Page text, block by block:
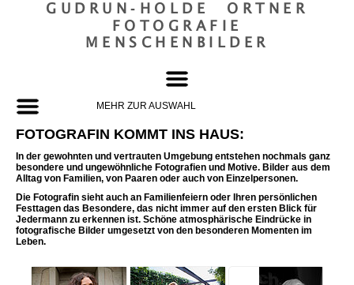
GUDRUN‐HOLDE ORTNER
FOTOGRAFIE
MENSCHENBILDER
MEHR ZUR AUSWAHL
FOTOGRAFIN KOMMT INS HAUS:
In der gewohnten und vertrauten Umgebung entstehen nochmals ganz
besondere und ungewöhnliche Fotografien und Motive. Bilder aus dem
Alltag von Familien, von Paaren oder auch von Einzelpersonen.
Die Fotografin sieht auch an Familienfeiern oder Ihren persönlichen
Festtagen das Besondere, das nicht immer auf den ersten Blick für
Jedermann zu erkennen ist. Schöne atmosphärische Eindrücke in
fotografische Bilder umgesetzt von den besonderen Momenten im
Leben.